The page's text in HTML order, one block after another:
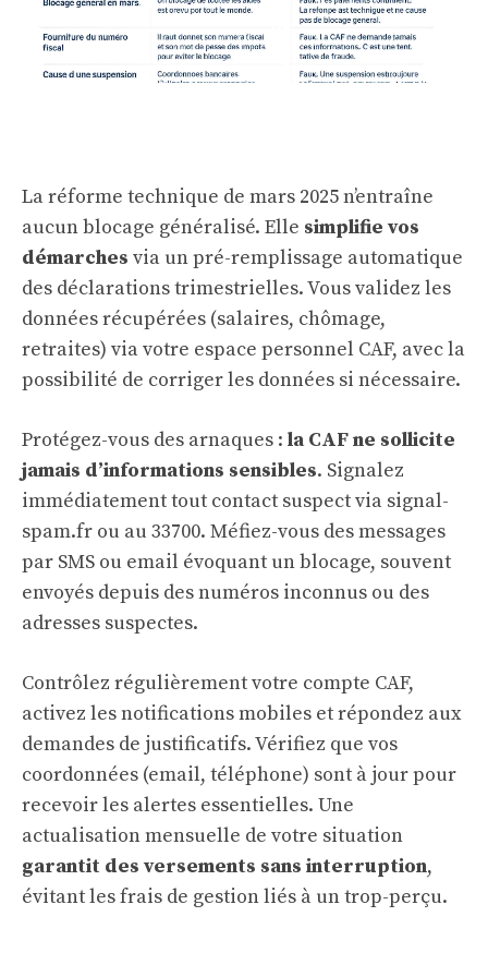
La réforme technique de mars 2025 n’entraîne
aucun blocage généralisé. Elle simplifie vos
démarches via un pré-remplissage automatique
des déclarations trimestrielles. Vous validez les
données récupérées (salaires, chômage,
retraites) via votre espace personnel CAF, avec la
possibilité de corriger les données si nécessaire.
Protégez-vous des arnaques : la CAF ne sollicite
jamais d’informations sensibles. Signalez
immédiatement tout contact suspect via signal-
spam.fr ou au 33700. Méfiez-vous des messages
par SMS ou email évoquant un blocage, souvent
envoyés depuis des numéros inconnus ou des
adresses suspectes.
Contrôlez régulièrement votre compte CAF,
activez les notifications mobiles et répondez aux
demandes de justificatifs. Vérifiez que vos
coordonnées (email, téléphone) sont à jour pour
recevoir les alertes essentielles. Une
actualisation mensuelle de votre situation
garantit des versements sans interruption,
évitant les frais de gestion liés à un trop-perçu.